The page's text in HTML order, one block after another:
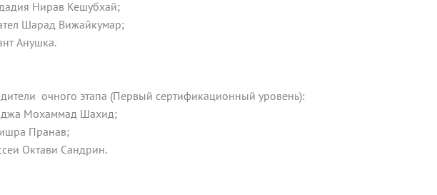
Нирав Кешубхай;
Шарад Вижайкумар;
Анушка.
очного этапа (Первый сертификационный уровень):
Мохаммад Шахид;
Пранав;
Октави Сандрин.